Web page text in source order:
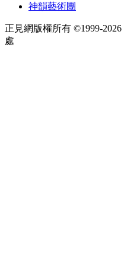
神韻藝術團
正見網版權所有 ©1999-
處